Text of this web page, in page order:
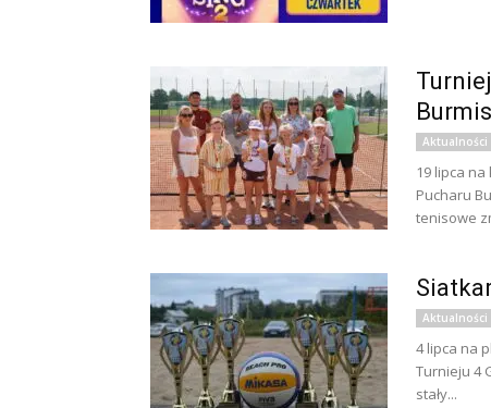
Aktualności
19 lipca
Pucharu
tenisowe
Aktualności
4 lipca na
Turnieju 4
stały...